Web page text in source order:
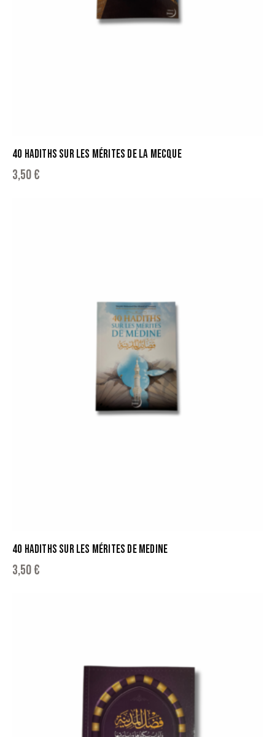
40 HADITHS SUR LES MÉRITES DE LA MECQUE
3,50€
40 HADITHS SUR LES MÉRITES DE MEDINE
3,50€